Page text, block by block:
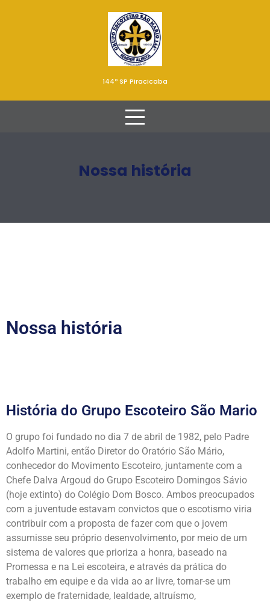
144º SP Piracicaba
Nossa história
Nossa história
História do Grupo Escoteiro São Mario
O grupo foi fundado no dia 7 de abril de 1982, pelo Padre
Adolfo Martini, então Diretor do Oratório São Mário,
conhecedor do Movimento Escoteiro, juntamente com a
Chefe Dalva Argoud do Grupo Escoteiro Domingos Sávio
(hoje extinto) do Colégio Dom Bosco. Ambos preocupados
com a juventude estavam convictos que o escotismo viria
contribuir com a proposta de fazer com que o jovem
assumisse seu próprio desenvolvimento, por meio de um
sistema de valores que prioriza a honra, baseado na
Promessa e na Lei escoteira, e através da prática do
trabalho em equipe e da vida ao ar livre, tornar-se um
exemplo de fraternidade, lealdade, altruísmo,